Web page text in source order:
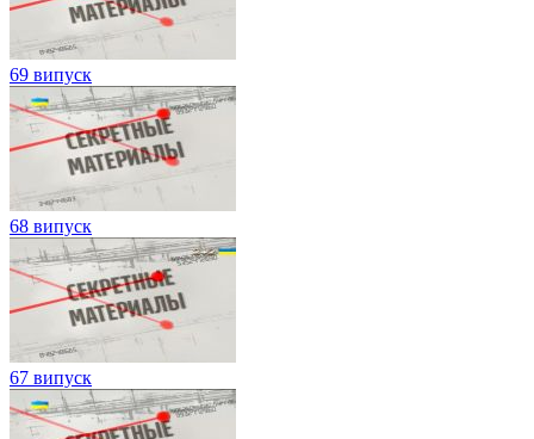
69 випуск
68 випуск
67 випуск